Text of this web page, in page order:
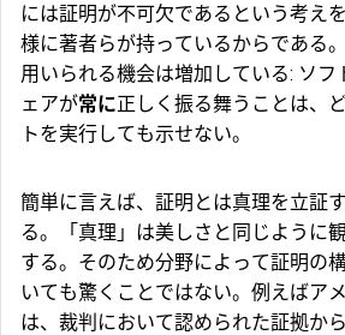
には証明が不可欠であるという考え
様に著者らが持っているからである
用いられる機会は増加している: ソフ
ェアが常に正しく振る舞うことは、
トを実行しても示せない。
簡単に言えば、証明とは真理を立証
る。「真理」は美しさと同じように
する。そのため分野によって証明の
いても驚くことではない。例えばア
は、裁判において認められた証拠か